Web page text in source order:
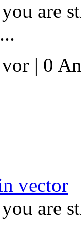
are
| 0
vector
are